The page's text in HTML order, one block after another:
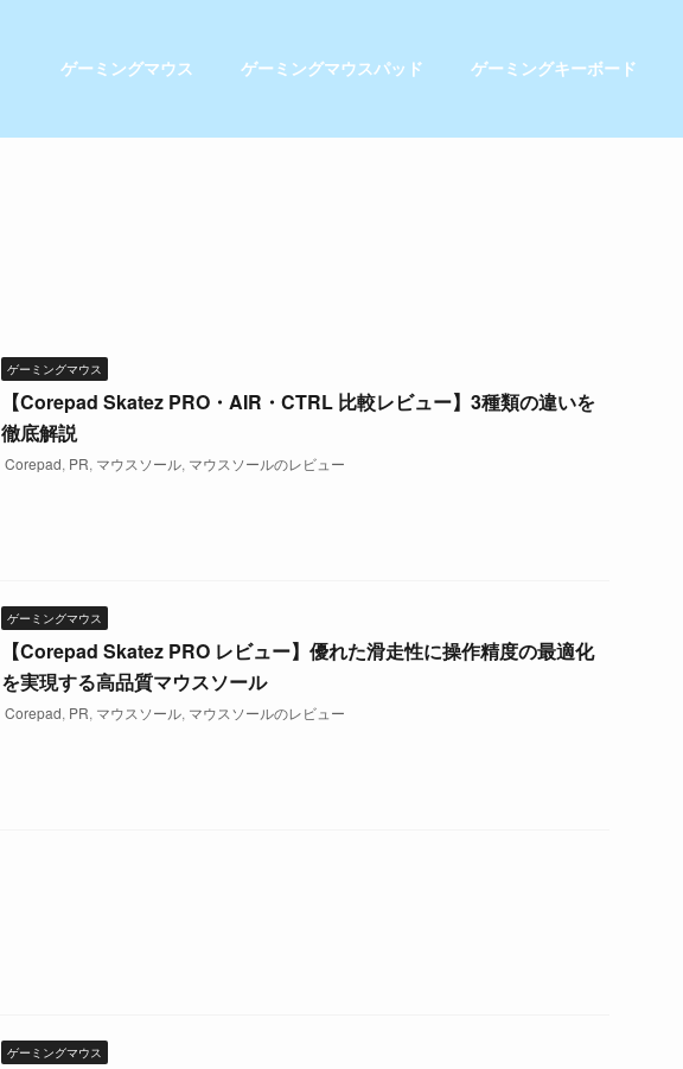
ゲーミングマウス ゲーミングマウスパッド ゲーミングキーボード
ゲーミングマウス
【Corepad Skatez PRO・AIR・CTRL 比較レビュー】3種類の違いを
徹底解説
Corepad, PR, マウスソール, マウスソールのレビュー
ゲーミングマウス
【Corepad Skatez PRO レビュー】優れた滑走性に操作精度の最適化
を実現する高品質マウスソール
Corepad, PR, マウスソール, マウスソールのレビュー
ゲーミングマウス